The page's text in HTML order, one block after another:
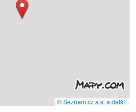
© Seznam.cz a.s. a další